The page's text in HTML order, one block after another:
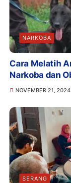
NARKOBA
Cara Melatih
Narkoba dan
NOVEMBER 21, 2024
SERANG